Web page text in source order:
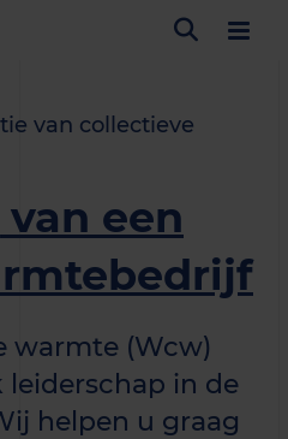
van collectieve
een
warmte (Wcw)
in de
helpen u graag